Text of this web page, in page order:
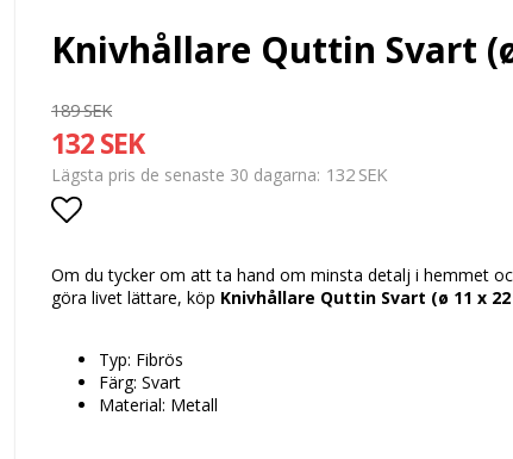
Knivhållare Quttin Svart
189 SEK
132 SEK
Lägsta pris de senaste 30 dagarna 132 SEK
Lägg till i favoritlistan
Om du tycker om att ta hand om minsta detalj i hemmet
göra livet lättare, köp Knivhållare Quttin Svart (ø 11 x
Typ: Fibrös
Färg: Svart
Material: Metall